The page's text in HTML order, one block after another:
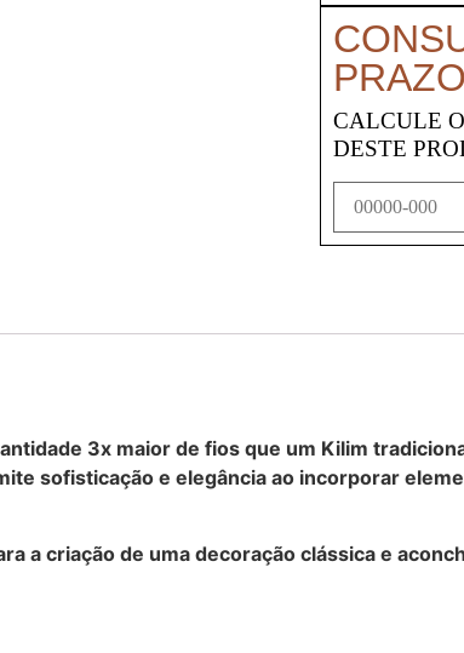
CALCULE
DESTE
3x maior de fios que um Kilim
sofisticação e elegância ao incorporar
a criação de uma decoração clássica e